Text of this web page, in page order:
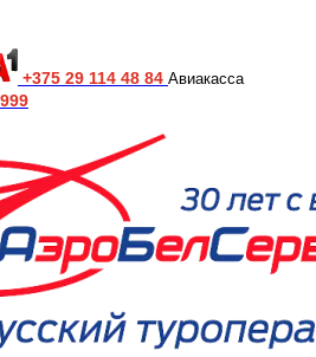
+375 29 114 48 84 Авиакасса